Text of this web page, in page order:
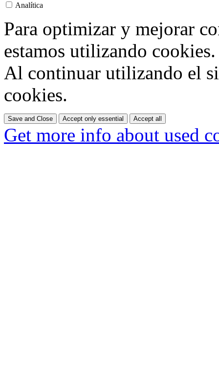
Analítica
Para optimizar y mejorar
estamos utilizando cookies.
Al continuar utilizando el
cookies.
Save and Close Accept only essential Accept all
Get more info about used